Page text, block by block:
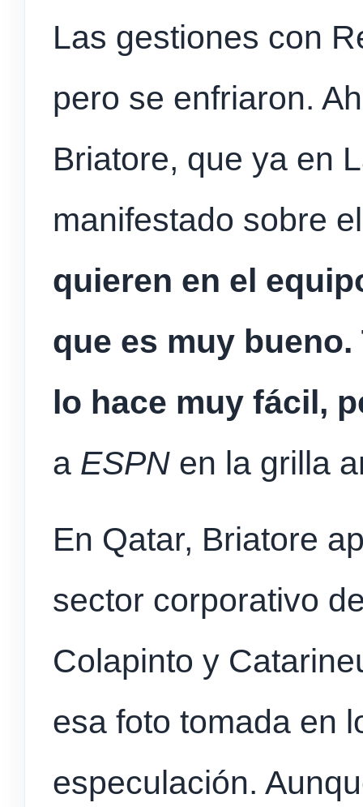
Las gestiones con
pero se enfriaron.
Briatore, que ya en
manifestado sobre
quieren en el
que es muy
lo hace muy fácil,
a ESPN en la grilla
En Qatar, Briatore
sector corporativo
Colapinto y
esa foto tomada en
especulación.